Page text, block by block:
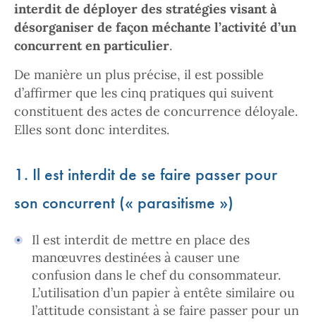
interdit de déployer des stratégies visant à
désorganiser de façon méchante l’activité d’un
concurrent en particulier.
De manière un plus précise, il est possible
d’affirmer que les cinq pratiques qui suivent
constituent des actes de concurrence déloyale.
Elles sont donc interdites.
1. Il est interdit de se faire passer pour
son concurrent (« parasitisme »)
Il est interdit de mettre en place des
manœuvres destinées à causer une
confusion dans le chef du consommateur.
L’utilisation d’un papier à entête similaire ou
l’attitude consistant à se faire passer pour un